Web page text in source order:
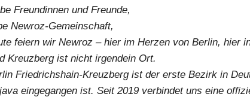
Freundinnen und Freunde,
Newroz-Gemeinschaft,
feiern wir Newroz – hier im Herzen von Berlin, hier
Kreuzberg ist nicht irgendein Ort.
Friedrichshain-Kreuzberg ist der erste Bezirk in
eingegangen ist. Seit 2019 verbindet uns eine